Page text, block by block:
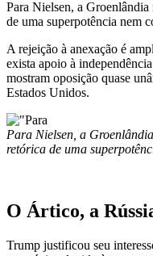
Para Nielsen, a Groenlândia
de uma superpotência nem
A rejeição à anexação é
exista apoio à
mostram oposição quase
Estados Unidos.
Para Nielsen, a
retórica de uma
O Ártico, a
Trump justificou seu